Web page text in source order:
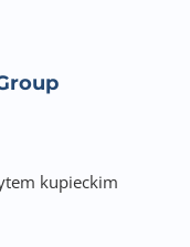
kupieckim